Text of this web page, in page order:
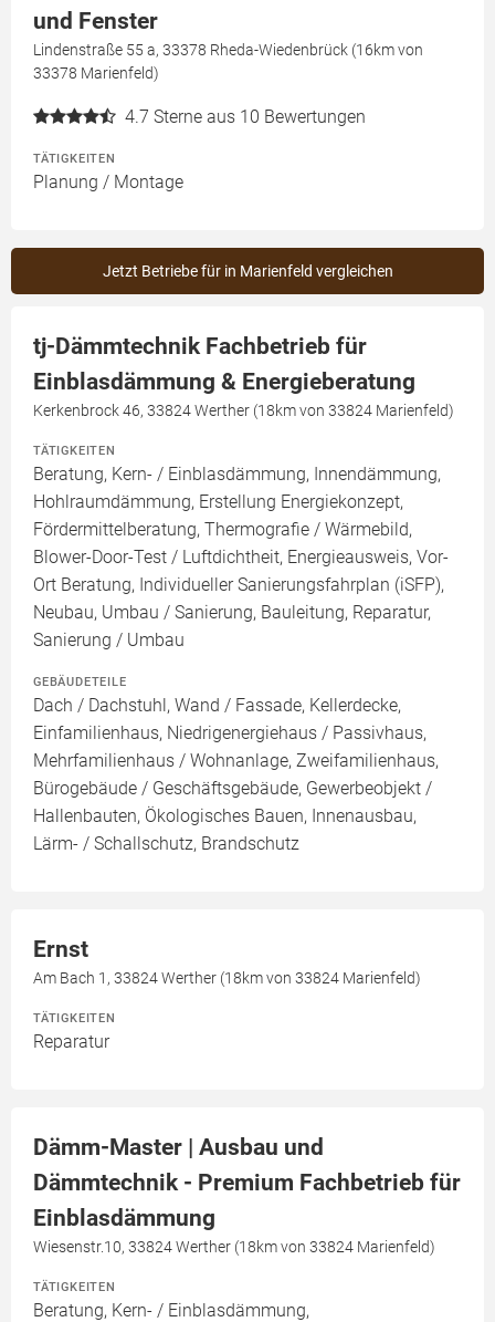
und Fenster
Lindenstraße 55 a, 33378 Rheda-Wiedenbrück (16km von
33378 Marienfeld)
4.7 Sterne aus 10 Bewertungen
TÄTIGKEITEN
Planung / Montage
Jetzt Betriebe für in Marienfeld vergleichen
tj-Dämmtechnik Fachbetrieb für
Einblasdämmung & Energieberatung
Kerkenbrock 46, 33824 Werther (18km von 33824 Marienfeld)
TÄTIGKEITEN
Beratung, Kern- / Einblasdämmung, Innendämmung,
Hohlraumdämmung, Erstellung Energiekonzept,
Fördermittelberatung, Thermografie / Wärmebild,
Blower-Door-Test / Luftdichtheit, Energieausweis, Vor-
Ort Beratung, Individueller Sanierungsfahrplan (iSFP),
Neubau, Umbau / Sanierung, Bauleitung, Reparatur,
Sanierung / Umbau
GEBÄUDETEILE
Dach / Dachstuhl, Wand / Fassade, Kellerdecke,
Einfamilienhaus, Niedrigenergiehaus / Passivhaus,
Mehrfamilienhaus / Wohnanlage, Zweifamilienhaus,
Bürogebäude / Geschäftsgebäude, Gewerbeobjekt /
Hallenbauten, Ökologisches Bauen, Innenausbau,
Lärm- / Schallschutz, Brandschutz
Ernst
Am Bach 1, 33824 Werther (18km von 33824 Marienfeld)
TÄTIGKEITEN
Reparatur
Dämm-Master | Ausbau und
Dämmtechnik - Premium Fachbetrieb für
Einblasdämmung
Wiesenstr.10, 33824 Werther (18km von 33824 Marienfeld)
TÄTIGKEITEN
Beratung, Kern- / Einblasdämmung,